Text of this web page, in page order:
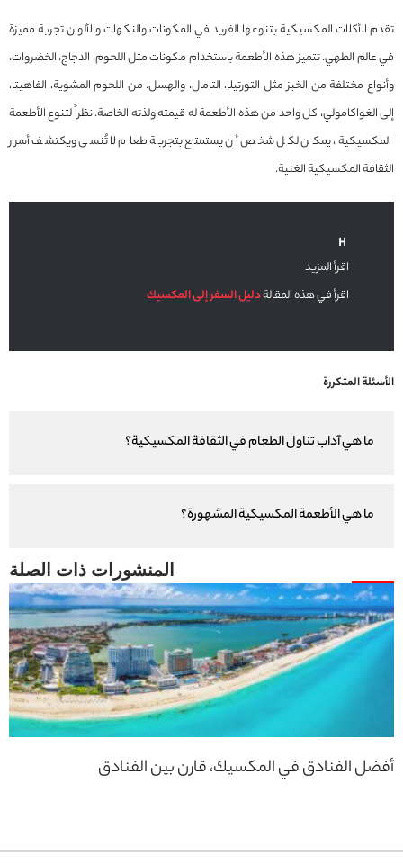
تقدم الأكلات المكسيكية بتنوعها الفريد في المكونات والنكهات والألوان تجربة مميزة
في عالم الطهي. تتميز هذه الأطعمة باستخدام مكونات مثل اللحوم، الدجاج، الخضروات،
وأنواع مختلفة من الخبز مثل التورتيلا، التامال، والهسل. من اللحوم المشوية، الفاهيتا،
إلى الغواكامولي، كل واحد من هذه الأطعمة له قيمته ولذته الخاصة. نظراً لتنوع الأطعمة
المكسيكية، يمكن لكل شخص أن يستمتع بتجربة طعام لا تُنسى ويكتشف أسرار
الثقافة المكسيكية الغنية.
اقرأ المزيد
اقرأ في هذه المقالةدليل السفر إلى المكسيك
الأسئلة المتكررة
ما هي آداب تناول الطعام في الثقافة المكسيكية؟
ما هي الأطعمة المكسيكية المشهورة؟
أفضل الفنادق في المكسيك، قارن بين الفنادق